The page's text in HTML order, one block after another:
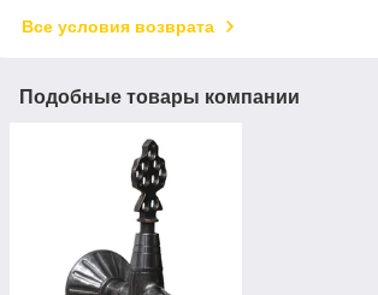
Все условия возврата
Подобные товары компании